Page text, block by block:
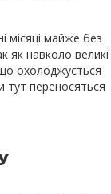
місяці майже без
як навколо великі
охолоджується
тут переносяться